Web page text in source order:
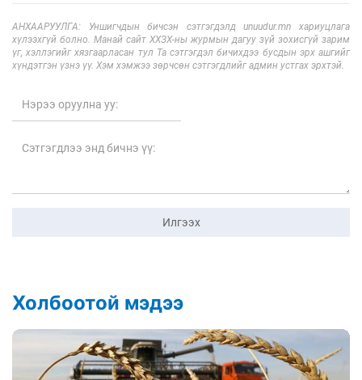
АНХААРУУЛГА: Уншигчдын бичсэн сэтгэгдэлд unuudur.mn хариуцлага
хүлээхгүй болно. Манай сайт ХХЗХ-ны журмын дагуу зүй зохисгүй зарим
үг, хэллэгийг хязгаарласан тул Та сэтгэгдэл бичихдээ бусдын эрх ашгийг
хүндэтгэн үзнэ үү. Хэм хэмжээ зөрчсөн сэтгэгдлийг админ устгах эрхтэй.
Илгээх
Холбоотой мэдээ